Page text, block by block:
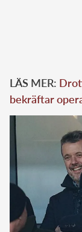
LÄS MER:
bekräftar